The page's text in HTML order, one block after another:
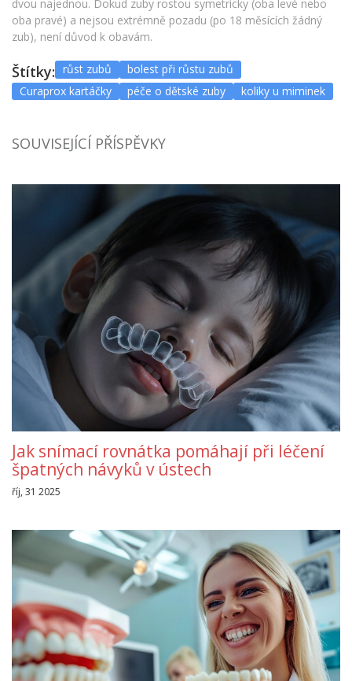
dvou najednou. Dokud zuby rostou symetricky (oba levé nebo
oba pravé) a nejsou extrémně pozadu (po 18 měsících žádný
zub), není důvod k obavám.
Štítky: růst zubů
bolest při růstu zubů
Curaprox kartáčky
péče o dětské zuby koliky u miminek
SOUVISEJÍCÍ PŘÍSPĚVKY
Jak snímací rovnátka pomáhají při léčení
špatných návyků v ústech
říj, 31 2025